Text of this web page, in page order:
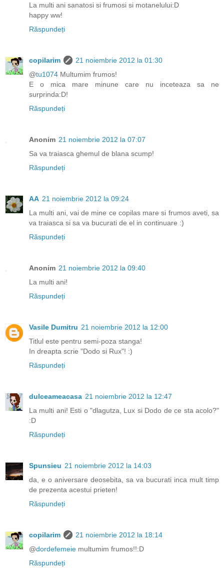
La multi ani sanatosi si frumosi si motanelului:D
happy ww!
Răspundeți
copilarim
21 noiembrie 2012 la 01:30
@tu1074 Multumim frumos!
E o mica mare minune care nu inceteaza sa ne
surprinda:D!
Răspundeți
Anonim 21 noiembrie 2012 la 07:07
Sa va traiasca ghemul de blana scump!
Răspundeți
AA 21 noiembrie 2012 la 09:24
La multi ani, vai de mine ce copilas mare si frumos aveti, sa
va traiasca si sa va bucurati de el in continuare :)
Răspundeți
Anonim 21 noiembrie 2012 la 09:40
La multi ani!
Răspundeți
Vasile Dumitru 21 noiembrie 2012 la 12:00
Titlul este pentru semi-poza stanga!
In dreapta scrie "Dodo si Rux"! :)
Răspundeți
dulceameacasa 21 noiembrie 2012 la 12:47
La multi ani! Esti o "dlagutza, Lux si Dodo de ce sta acolo?"
:D
Răspundeți
Spunsieu 21 noiembrie 2012 la 14:03
da, e o aniversare deosebita, sa va bucurati inca mult timp
de prezenta acestui prieten!
Răspundeți
copilarim
21 noiembrie 2012 la 18:14
@dordefemeie multumim frumos!!:D
Răspundeți